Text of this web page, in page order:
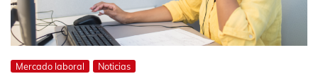
Mercado laboral Noticias